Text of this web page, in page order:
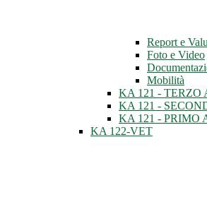
Report e
Foto e Video
Mobilità
KA 121 - TERZO
KA 121 -
KA 121 - PRIMO
KA 122-VET